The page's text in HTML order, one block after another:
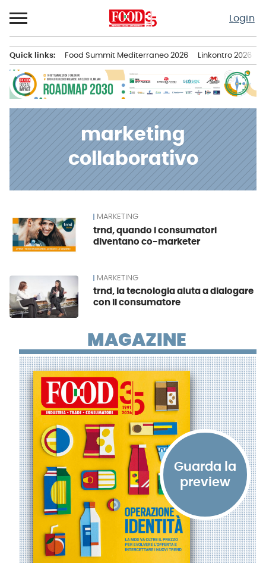
al
contenuto
Login
principale
Quick links: Food Summit Mediterraneo 2026 Linkontro 2026
marketing
collaborativo
News MARKETING
trnd, quando i consumatori
diventano co-marketer
MARKETING
trnd, la tecnologia aiuta a dialogare
con il consumatore
MAGAZINE